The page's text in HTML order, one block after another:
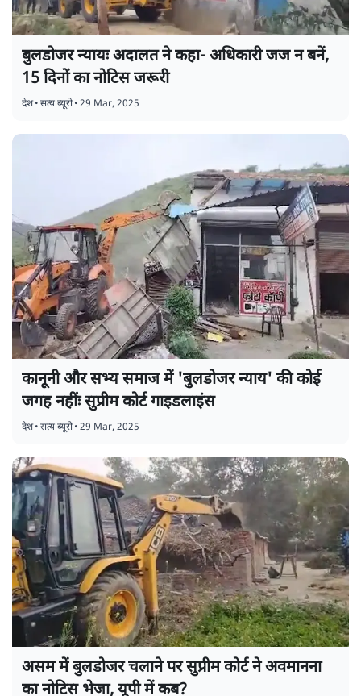
बुलडोजर न्यायः अदालत ने कहा- अधिकारी जज न बनें,
15 दिनों का नोटिस जरूरी
देश•सत्य ब्यूरो•29 Mar, 2025
कानूनी और सभ्य समाज में 'बुलडोजर न्याय' की कोई
जगह नहींः सुप्रीम कोर्ट गाइडलाइंस
देश•सत्य ब्यूरो•29 Mar, 2025
असम में बुलडोजर चलाने पर सुप्रीम कोर्ट ने अवमानना
का नोटिस भेजा, यूपी में कब?